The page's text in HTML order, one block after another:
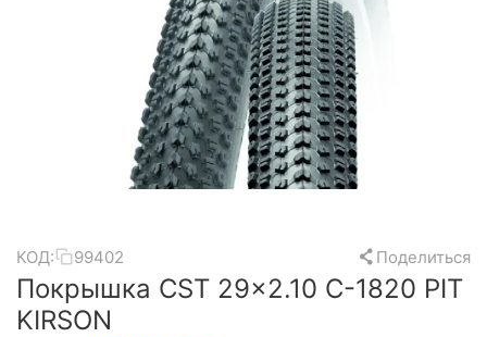
КОД: 99402 Поделиться
Покрышка CST 29x2.10 C-1820 PIT
KIRSON